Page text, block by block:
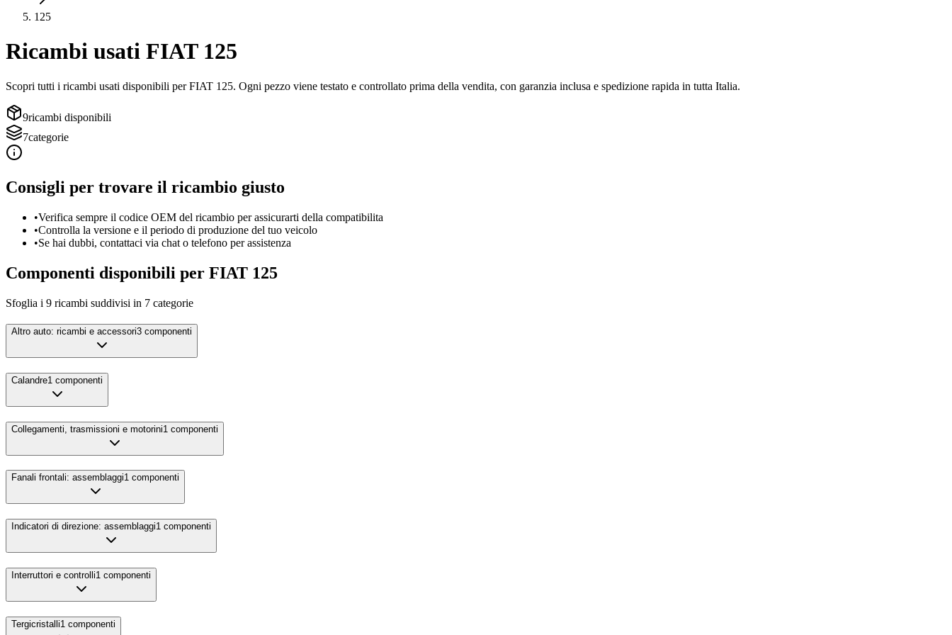
125
Ricambi usati FIAT 125
Scopri tutti i ricambi usati disponibili perFIAT 125. Ogni pezzo viene testato e controllato prima della vendita, con garanzia inclusa e spedizione rapida in tutta Italia.
9ricambi disponibili
7categorie
Consigli per trovare il ricambio giusto
•Verifica sempre il codice OEM del ricambio per assicurarti della compatibilita
•Controlla la versione e il periodo di produzione del tuo veicolo
•Se hai dubbi, contattaci via chat o telefono per assistenza
Componenti disponibili per FIAT 125
Sfoglia i 9 ricambi suddivisi in 7 categorie
Altro auto: ricambi e accessori3 componenti
Calandre1 componenti
Collegamenti, trasmissioni e motorini1 componenti
Fanali frontali: assemblaggi1 componenti
Indicatori di direzione: assemblaggi1 componenti
Interruttori e controlli1 componenti
Tergicristalli1 componenti